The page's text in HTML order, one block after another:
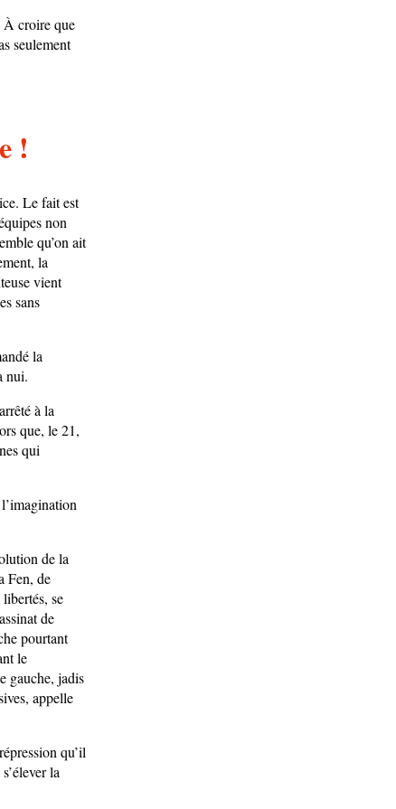
À croire que
seulement
!
Le fait est
non
qu’on ait
la
vient
sans
la
nui.
à la
que, le 21,
qui
de la
Fen, de
se
de
pourtant
le
gauche, jadis
appelle
qu’il
la